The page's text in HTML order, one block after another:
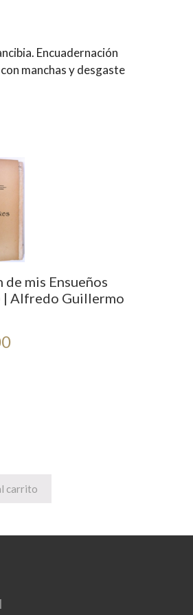
Encuadernación
manchas y desgaste
de mis Ensueños
| Alfredo Guillermo
carrito